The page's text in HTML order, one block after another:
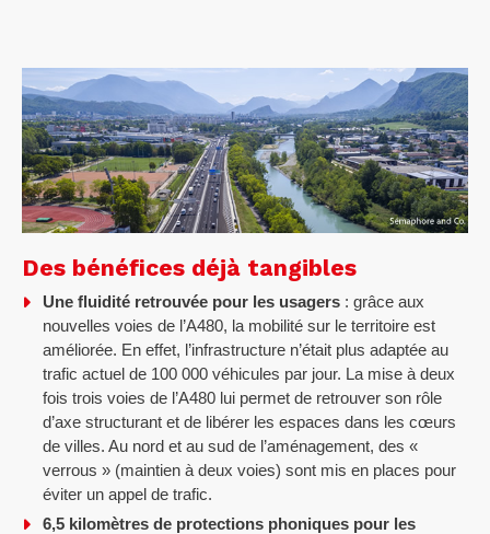
Des bénéfices déjà tangibles
Une fluidité retrouvée pour les usagers : grâce aux
nouvelles voies de l’A480, la mobilité sur le territoire est
améliorée. En effet, l’infrastructure n’était plus adaptée au
trafic actuel de 100 000 véhicules par jour. La mise à deux
fois trois voies de l’A480 lui permet de retrouver son rôle
d’axe structurant et de libérer les espaces dans les cœurs
de villes. Au nord et au sud de l’aménagement, des «
verrous » (maintien à deux voies) sont mis en places pour
éviter un appel de trafic.
6,5 kilomètres de protections phoniques pour les